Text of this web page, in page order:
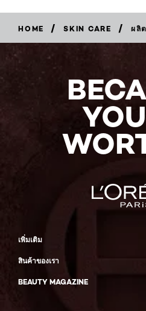
HOME / SKIN CARE / ผลิ
NOW
เพิ่มเติม
สินค้าของเรา
BEAUTY MAGAZINE